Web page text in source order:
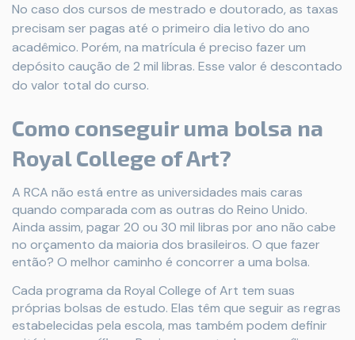
No caso dos cursos de mestrado e doutorado, as taxas
precisam ser pagas até o primeiro dia letivo do ano
acadêmico. Porém, na matrícula é preciso fazer um
depósito caução de 2 mil libras. Esse valor é descontado
do valor total do curso.
Como conseguir uma bolsa na
Royal College of Art?
A RCA não está entre as universidades mais caras
quando comparada com as outras do Reino Unido.
Ainda assim, pagar 20 ou 30 mil libras por ano não cabe
no orçamento da maioria dos brasileiros. O que fazer
então? O melhor caminho é concorrer a uma bolsa.
Cada programa da Royal College of Art tem suas
próprias bolsas de estudo. Elas têm que seguir as regras
estabelecidas pela escola, mas também podem definir